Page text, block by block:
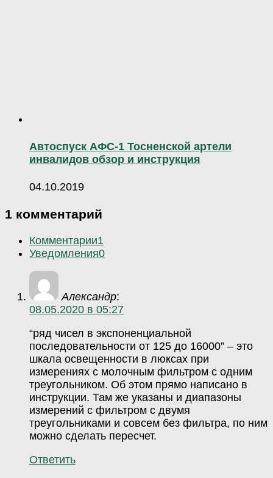
Автоспуск АФС-1 Тосненской артели
инвалидов обзор и инструкция
04.10.2019
1 комментарий
Комментарии1
Уведомления0
Александр:
08.05.2020 в 05:27
“ряд чисел в экспоненциальной
последовательности от 125 до 16000” – это
шкала освещенности в люксах при
измерениях с молочным фильтром с одним
треугольником. Об этом прямо написано в
инструкции. Там же указаны и диапазоны
измерений с фильтром с двумя
треугольниками и совсем без фильтра, по ним
можно сделать пересчет.
Ответить